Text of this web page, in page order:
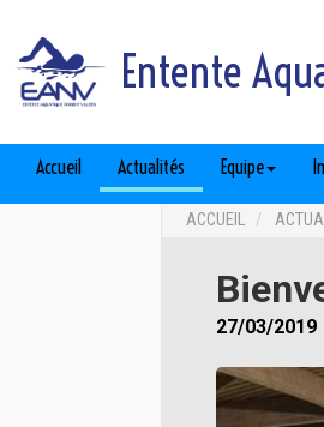
Entente
Accueil Actualités Equipe
ACCUEIL
27/03/2019